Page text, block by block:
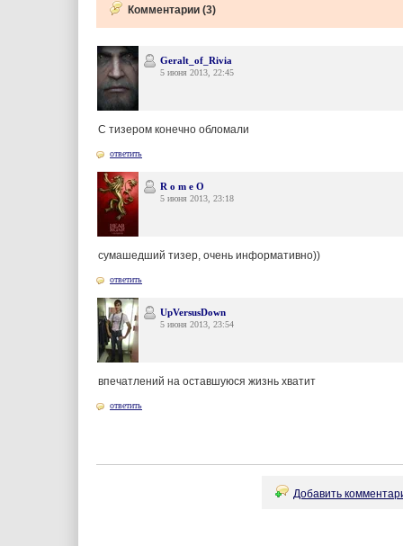
Комментарии (3)
Geralt_of_Rivia
5 июня 2013, 22:45
С тизером конечно обломали
ответить
R o m e O
5 июня 2013, 23:18
сумашедший тизер, очень информативно))
ответить
UpVersusDown
5 июня 2013, 23:54
впечатлений на оставшуюся жизнь хватит
ответить
Добавить